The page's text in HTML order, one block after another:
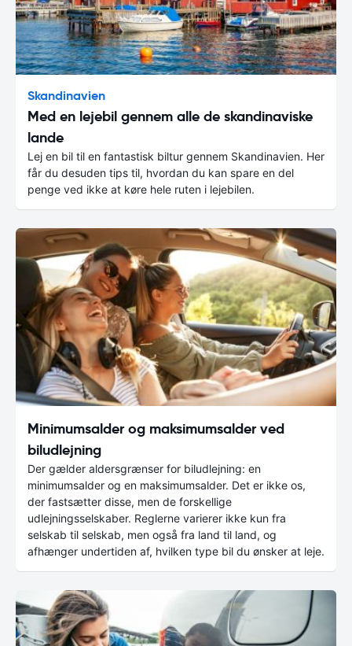
Skandinavien
Med en lejebil gennem alle de skandinaviske
lande
Lej en bil til en fantastisk biltur gennem Skandinavien. Her
får du desuden tips til, hvordan du kan spare en del
penge ved ikke at køre hele ruten i lejebilen.
Minimumsalder og maksimumsalder ved
biludlejning
Der gælder aldersgrænser for biludlejning: en
minimumsalder og en maksimumsalder. Det er ikke os,
der fastsætter disse, men de forskellige
udlejningsselskaber. Reglerne varierer ikke kun fra
selskab til selskab, men også fra land til land, og
afhænger undertiden af, hvilken type bil du ønsker at leje.